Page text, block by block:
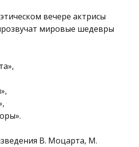
вечере актрисы
мировые шедевры
В. Моцарта, М.